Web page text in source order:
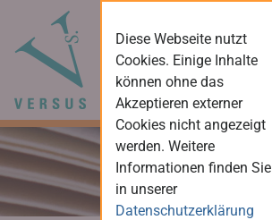
Diese Webseite nutzt
Cookies. Einige Inhalte
können ohne das
Akzeptieren externer
Cookies nicht angezeigt
werden. Weitere
Informationen finden Sie
in unserer
Datenschutzerklärung